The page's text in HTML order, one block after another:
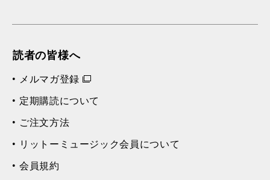
読者の皆様へ
メルマガ登録
定期購読について
ご注文方法
リットーミュージック会員について
会員規約